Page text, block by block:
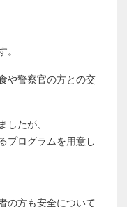
。
や警察官の方との交
したが、
プログラムを用意し
の方も安全について